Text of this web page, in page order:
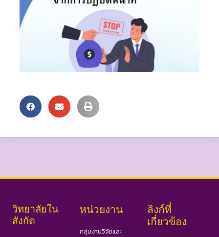
วิทยาลัยใน
สังกัด
หน่วยงาน
กลุ่มงานวิจัยและ
ลิงก์ที่
เกี่ยวข้อง